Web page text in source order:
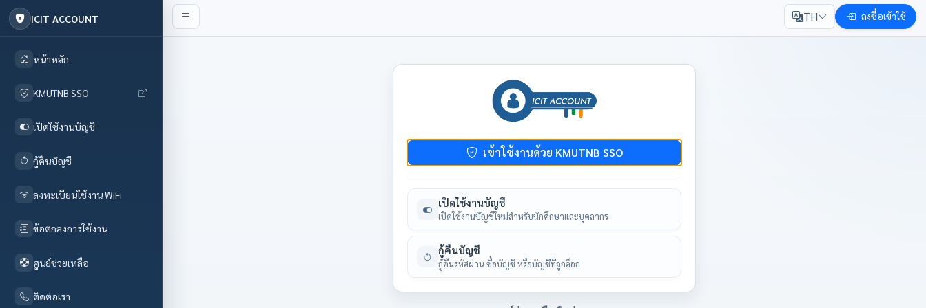
ICIT ACCOUNT
หน้าหลัก
KMUTNB SSO
เปิดใช้งานบัญชี
กู้คืนบัญชี
ลงทะเบียนใช้งาน WiFi
ข้อตกลงการใช้งาน
ศูนย์ช่วยเหลือ
ติดต่อเรา
TH ลงชื่อเข้าใช้
เข้าใช้งานด้วย KMUTNB SSO
เปิดใช้งานบัญชี
เปิดใช้งานบัญชีใหม่สำหรับนักศึกษาและบุคลากร
กู้คืนบัญชี
กู้คืนรหัสผ่าน ชื่อบัญชี หรือบัญชีที่ถูกล็อก